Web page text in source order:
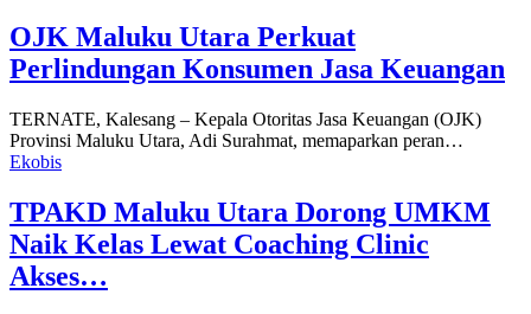
OJK Maluku Utara Perkuat
Perlindungan Konsumen Jasa Keuangan
TERNATE, Kalesang – Kepala Otoritas Jasa Keuangan (OJK)
Provinsi Maluku Utara, Adi Surahmat, memaparkan peran…
Ekobis
TPAKD Maluku Utara Dorong UMKM
Naik Kelas Lewat Coaching Clinic
Akses…